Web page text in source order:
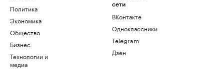
Политика
Экономика
Общество
Бизнес
Технологии и
медиа
сети
ВКонтакте
Одноклассники
Telegram
Дзен